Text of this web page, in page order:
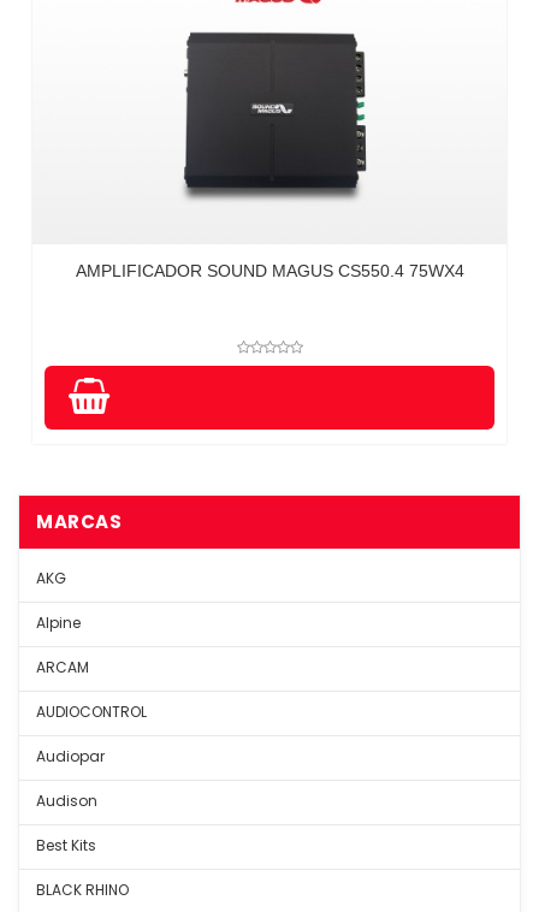
AMPLIFICADOR SOUND MAGUS CS550.4 75WX4
MARCAS
AKG
Alpine
ARCAM
AUDIOCONTROL
Audiopar
Audison
Best Kits
BLACK RHINO